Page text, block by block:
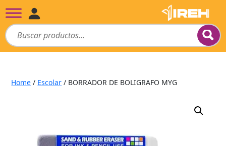
Home / Escolar / BORRADOR DE BOLIGRAFO MYG